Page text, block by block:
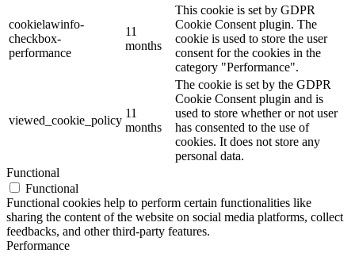
cookielawinfo-
checkbox-
performance
11
months
This cookie is set by GDPR
Cookie Consent plugin. The
cookie is used to store the user
consent for the cookies in the
category "Performance".
viewed_cookie_policy
11
months
The cookie is set by the GDPR
Cookie Consent plugin and is
used to store whether or not user
has consented to the use of
cookies. It does not store any
personal data.
Functional
Functional
Functional cookies help to perform certain functionalities like
sharing the content of the website on social media platforms, collect
feedbacks, and other third-party features.
Performance